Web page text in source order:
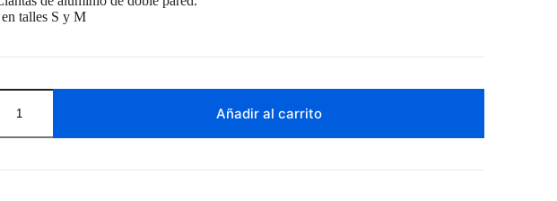
talles S y M
Añadir al carrito